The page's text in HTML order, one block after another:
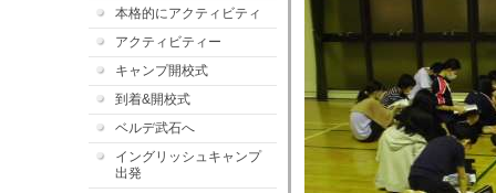
本格的にアクティビティ
アクティビティー
キャンプ開校式
到着&開校式
ベルデ武石へ
イングリッシュキャンプ
出発